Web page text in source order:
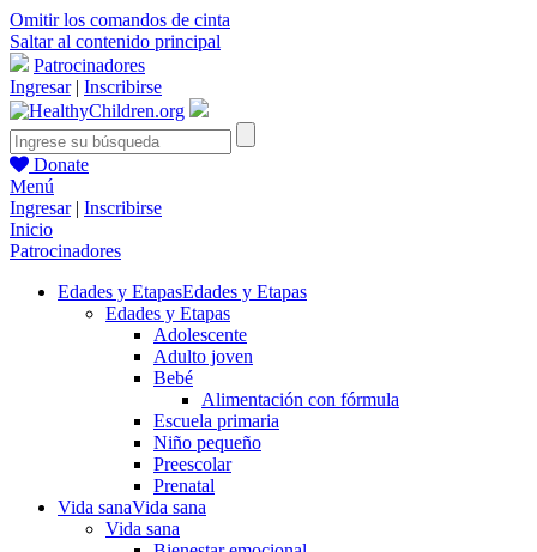
Omitir los comandos de cinta
Saltar al contenido principal
Patrocinadores
Ingresar| Inscribirse
Donate
Menú
Ingresar| Inscribirse
Inicio
Patrocinadores
Edades y EtapasEdades y Etapas
Edades y Etapas
Adolescente
Adulto joven
Bebé
Alimentación con fórmula
Escuela primaria
Niño pequeño
Preescolar
Prenatal
Vida sanaVida sana
Vida sana